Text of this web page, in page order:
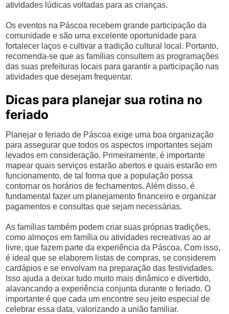
atividades lúdicas voltadas para as crianças.
Os eventos na Páscoa recebem grande participação da
comunidade e são uma excelente oportunidade para
fortalecer laços e cultivar a tradição cultural local. Portanto,
recomenda-se que as famílias consultem as programações
das suas prefeituras locais para garantir a participação nas
atividades que desejam frequentar.
Dicas para planejar sua rotina no
feriado
Planejar o feriado de Páscoa exige uma boa organização
para assegurar que todos os aspectos importantes sejam
levados em consideração. Primeiramente, é importante
mapear quais serviços estarão abertos e quais estarão em
funcionamento, de tal forma que a população possa
contornar os horários de fechamentos. Além disso, é
fundamental fazer um planejamento financeiro e organizar
pagamentos e consultas que sejam necessárias.
As famílias também podem criar suas próprias tradições,
como almoços em família ou atividades recreativas ao ar
livre, que fazem parte da experiência da Páscoa. Com isso,
é ideal que se elaborem listas de compras, se considerem
cardápios e se envolvam na preparação das festividades.
Isso ajuda a deixar tudo muito mais dinâmico e divertido,
alavancando a experiência conjunta durante o feriado. O
importante é que cada um encontre seu jeito especial de
celebrar essa data, valorizando a união familiar.